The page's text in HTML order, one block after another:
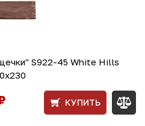
S922-45 White Hills
КУПИТЬ